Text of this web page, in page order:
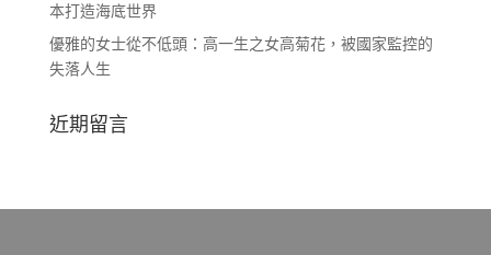
本打造海底世界
優雅的女士從不低頭：高一生之女高菊花，被國家監控的
失落人生
近期留言